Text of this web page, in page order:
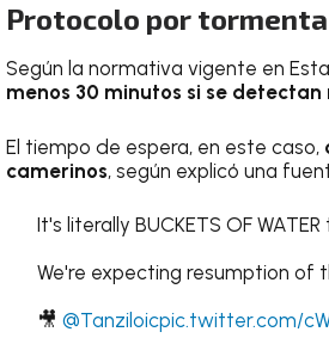
Protocolo por
Según la normativa vigente en
menos 30 minutos si se
El tiempo de espera, en este caso,
camerinos, según explicó una
It's literally BUCKETS OF
We're expecting resumption of
🎥 @Tanziloicpic.twitter.com/